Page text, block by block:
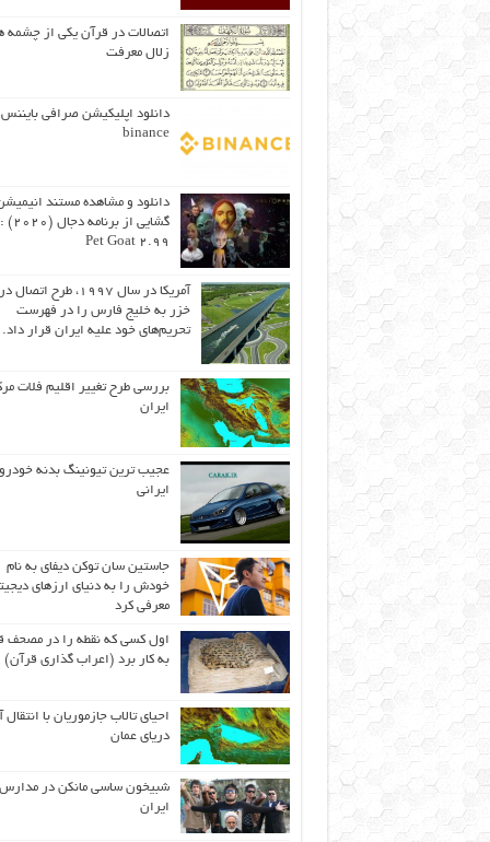
اتصالات در قرآن یکی از چشمه
زلال معرفت
دانلود اپلیکیشن صرافی بایننس
binance
دانلود و مشاهده مستند
Pet Goat 2.99
آمریکا در سال ۱۹۹۷، طرح
خزر به خلیج فارس را در فهرست
تحریم‌های خود علیه ایران قرار داد.
بررسی طرح تغییر اقلیم فلات
ایران
عجیب ترین تیونینگ بدنه
ایرانی
جاستین سان توکن دیفای به نام
خودش را به دنیای ارزهای
معرفی کرد
اول كسی كه نقطه را در مصحف
به كار برد (اعراب گذاری قرآن)
احیای تالاب جازموریان با انتقال
دریای عمان
شبیخون ساسی مانکن در مدارس
ایران